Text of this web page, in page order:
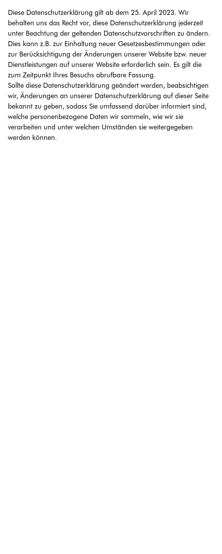
Diese Datenschutzerklärung gilt ab dem 25. April 2023. Wir
behalten uns das Recht vor, diese Datenschutzerklärung jederzeit
unter Beachtung der geltenden Datenschutzvorschriften zu ändern.
Dies kann z.B. zur Einhaltung neuer Gesetzesbestimmungen oder
zur Berücksichtigung der Änderungen unserer Website bzw. neuer
Dienstleistungen auf unserer Website erforderlich sein. Es gilt die
zum Zeitpunkt Ihres Besuchs abrufbare Fassung.
Sollte diese Datenschutzerklärung geändert werden, beabsichtigen
wir, Änderungen an unserer Datenschutzerklärung auf dieser Seite
bekannt zu geben, sodass Sie umfassend darüber informiert sind,
welche personenbezogene Daten wir sammeln, wie wir sie
verarbeiten und unter welchen Umständen sie weitergegeben
werden können.